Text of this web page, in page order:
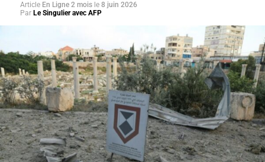
Article En Ligne 2 mois le 8 juin 2026
Par Le Singulier avec AFP